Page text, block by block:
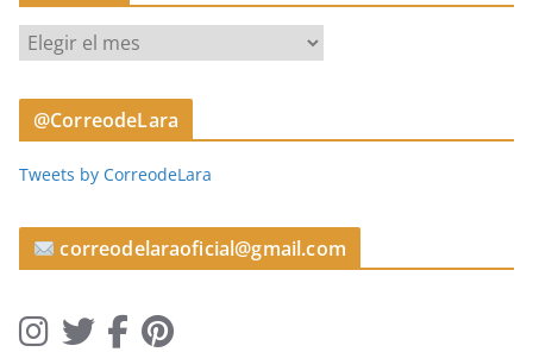
r
t
u
s
@CorreodeLara
Tweets by CorreodeLara
correodelaraoficial@gmail.com